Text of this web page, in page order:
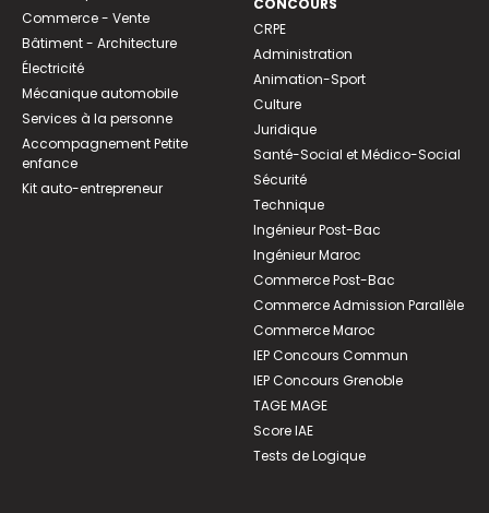
Commerce - Vente
Bâtiment - Architecture
Électricité
Mécanique automobile
Services à la personne
Accompagnement Petite
enfance
Kit auto-entrepreneur
CONCOURS
CRPE
Administration
Animation-Sport
Culture
Juridique
Santé-Social et Médico-Social
Sécurité
Technique
Ingénieur Post-Bac
Ingénieur Maroc
Commerce Post-Bac
Commerce Admission Parallèle
Commerce Maroc
IEP Concours Commun
IEP Concours Grenoble
TAGE MAGE
Score IAE
Tests de Logique